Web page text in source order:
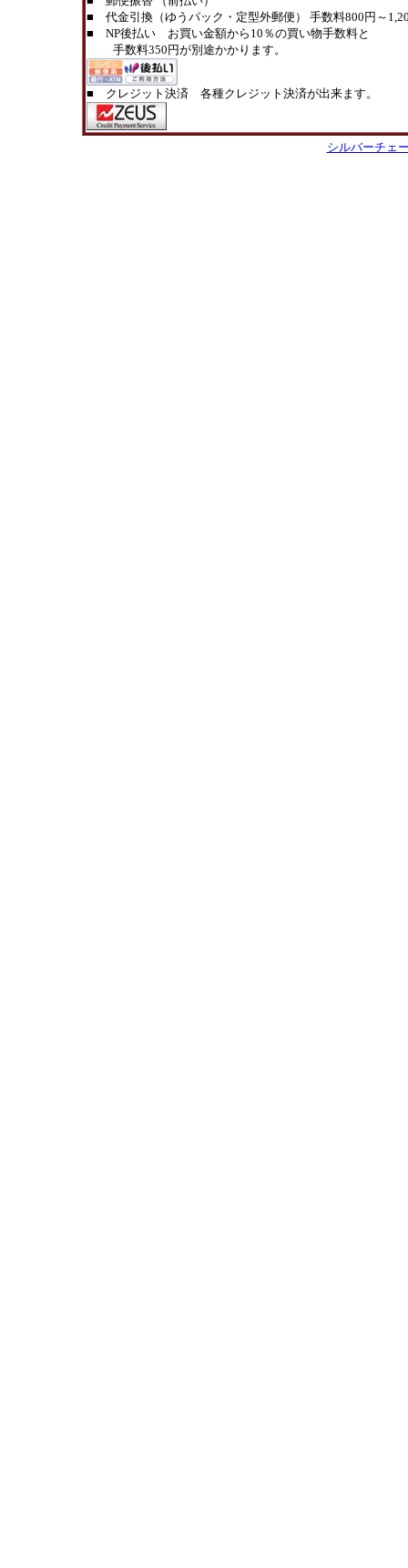
■ 代金引換（ゆうパック・定型外郵便） 手数料800円～
■ NP後払い お買い金額から10％の買い物手数料と
手数料350円が別途かかります。
■ クレジット決済 各種クレジット決済が出来ます。
シルバーチェ